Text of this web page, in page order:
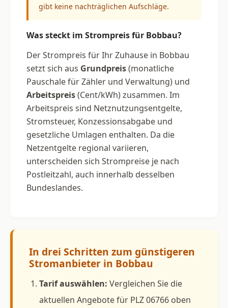
gibt keine nachträglichen Aufschläge.
Was steckt im Strompreis für Bobbau?
Der Strompreis für Ihr Zuhause in Bobbau
setzt sich aus Grundpreis(monatliche
Pauschale für Zähler und Verwaltung) und
Arbeitspreis(Cent/kWh) zusammen. Im
Arbeitspreis sind Netznutzungsentgelte,
Stromsteuer, Konzessionsabgabe und
gesetzliche Umlagen enthalten. Da die
Netzentgelte regional variieren,
unterscheiden sich Strompreise je nach
Postleitzahl, auch innerhalb desselben
Bundeslandes.
In drei Schritten zum günstigeren
Stromanbieter in Bobbau
Tarif auswählen: Vergleichen Sie die
aktuellen Angebote für PLZ 06766 oben